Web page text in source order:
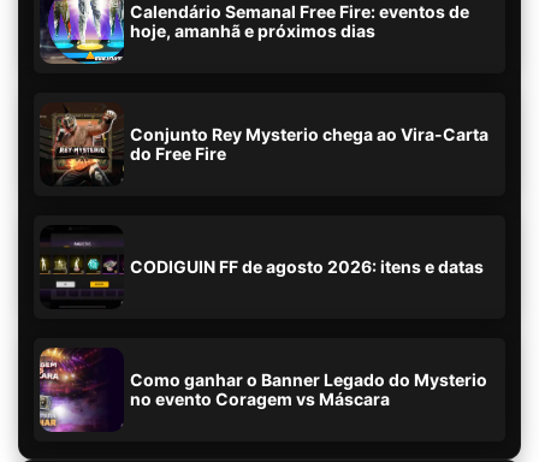
Calendário Semanal Free Fire: eventos de
hoje, amanhã e próximos dias
Conjunto Rey Mysterio chega ao Vira-Carta
do Free Fire
CODIGUIN FF de agosto 2026: itens e datas
Como ganhar o Banner Legado do Mysterio
no evento Coragem vs Máscara